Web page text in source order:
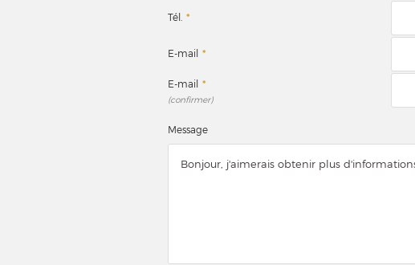
Tél. *
E-mail *
E-mail *
(confirmer)
Message